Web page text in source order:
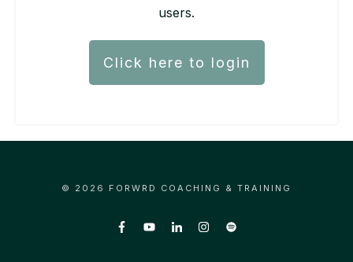
users.
Click here to login
© 2026 FORWRD COACHING & TRAINING